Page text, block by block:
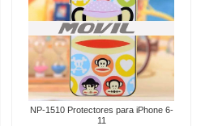
NP-1510 Protectores para iPhone 6-
11